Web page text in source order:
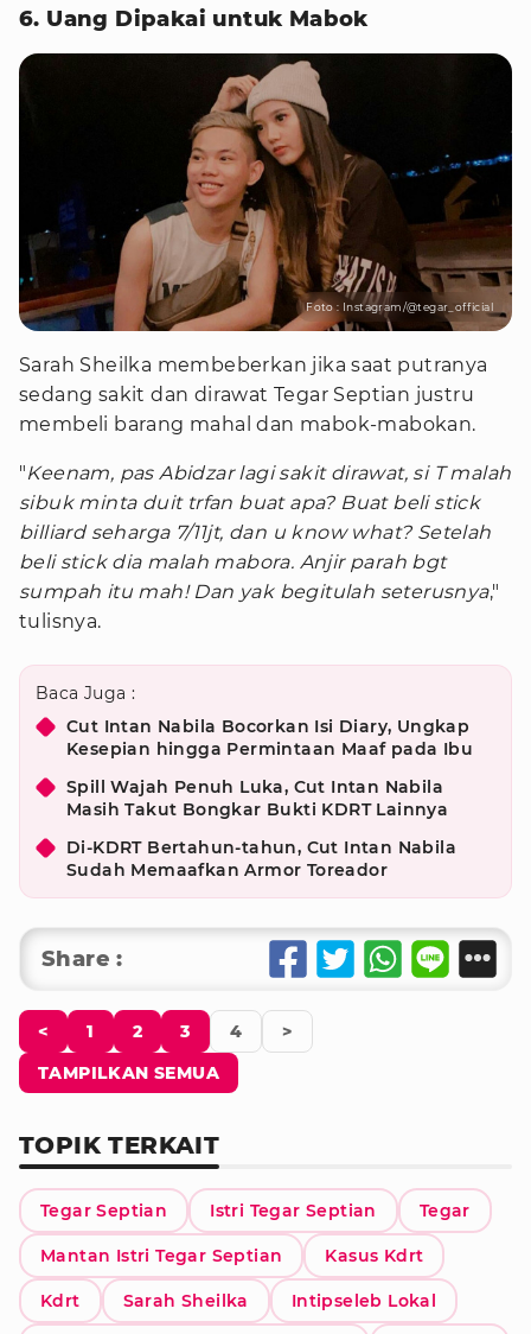
6. Uang Dipakai untuk Mabok
Foto : Instagram/@tegar_official
Sarah Sheilka membeberkan jika saat putranya
sedang sakit dan dirawat Tegar Septian justru
membeli barang mahal dan mabok-mabokan.
"Keenam, pas Abidzar lagi sakit dirawat, si T malah
sibuk minta duit trfan buat apa? Buat beli stick
billiard seharga 7/11jt, dan u know what? Setelah
beli stick dia malah mabora. Anjir parah bgt
sumpah itu mah! Dan yak begitulah seterusnya,"
tulisnya.
Baca Juga :
Cut Intan Nabila Bocorkan Isi Diary, Ungkap
Kesepian hingga Permintaan Maaf pada Ibu
Spill Wajah Penuh Luka, Cut Intan Nabila
Masih Takut Bongkar Bukti KDRT Lainnya
Di-KDRT Bertahun-tahun, Cut Intan Nabila
Sudah Memaafkan Armor Toreador
Share :
< 1 2 3 4
>
TAMPILKAN SEMUA
TOPIK TERKAIT
Tegar Septian Istri Tegar Septian Tegar
Mantan Istri Tegar Septian Kasus Kdrt
Kdrt Sarah Sheilka Intipseleb Lokal